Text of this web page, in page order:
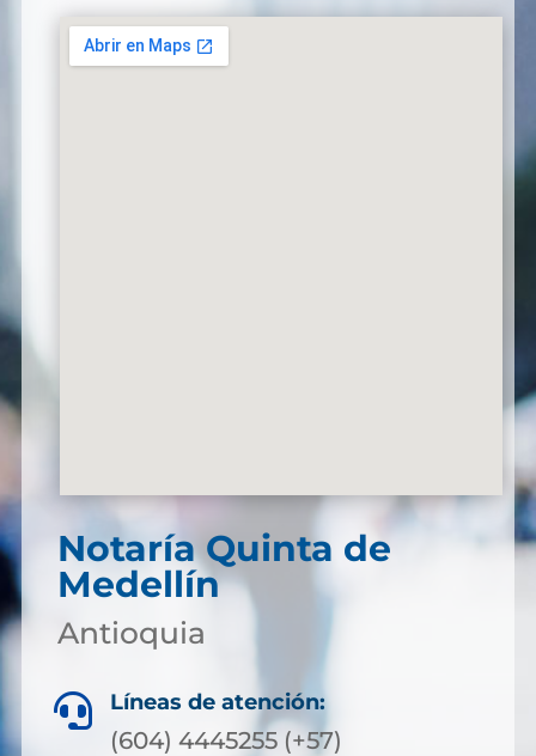
Notaría Quinta de
Medellín
Antioquia
 Líneas de atención:
(604) 4445255 (+57)